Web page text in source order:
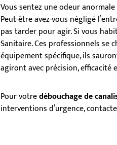
Vous sentez une odeur anormale
Peut-être avez-vous négligé
pas tarder pour agir. Si vous
Sanitaire. Ces professionnels se
équipement spécifique, ils
agiront avec précision, efficacité
Pour votredébouchage de
interventions d’urgence,